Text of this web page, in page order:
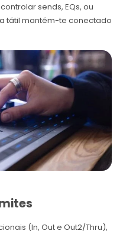
sends, EQs, ou
tátil mantém-te conectado
(In, Out e Out2/Thru),